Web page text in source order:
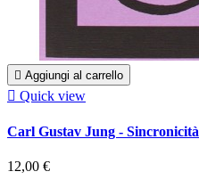
 Aggiungi al carrello
 Quick view
Carl Gustav Jung - Sincronicità
12,00 €